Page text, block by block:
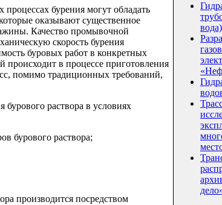
бурения могут обладать
оказывают существенное
Качество промывочной
скорость бурения
буровых работ в конкретных
в процессе приготовления
помимо традиционных требований,
раствора в условиях
бурового раствора;
производится посредством
вода)